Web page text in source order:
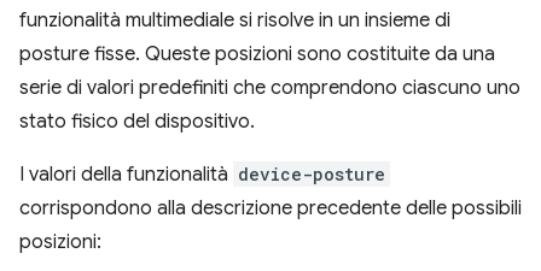
funzionalità multimediale si risolve in un insieme di
posture fisse. Queste posizioni sono costituite da una
serie di valori predefiniti che comprendono ciascuno uno
stato fisico del dispositivo.
I valori della funzionalità device-posture
corrispondono alla descrizione precedente delle possibili
posizioni: